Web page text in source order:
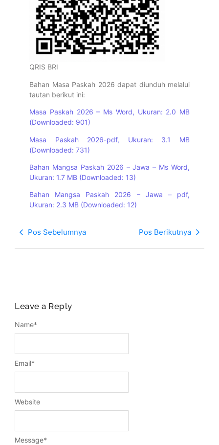
QRIS BRI
Bahan Masa Paskah 2026 dapat diunduh melalui
tautan berikut ini:
Masa Paskah 2026 – Ms Word, Ukuran: 2.0 MB
(Downloaded: 901)
Masa Paskah 2026-pdf, Ukuran: 3.1 MB
(Downloaded: 731)
Bahan Mangsa Paskah 2026 – Jawa – Ms Word,
Ukuran: 1.7 MB (Downloaded: 13)
Bahan Mangsa Paskah 2026 – Jawa – pdf,
Ukuran: 2.3 MB (Downloaded: 12)
Pos Sebelumnya Pos Berikutnya
Leave a Reply
Message*
Name*
Email*
Website